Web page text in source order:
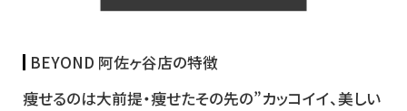
BEYOND 阿佐ヶ谷店の特徴
痩せるのは大前提・痩せたその先の”カッコイイ、美しい